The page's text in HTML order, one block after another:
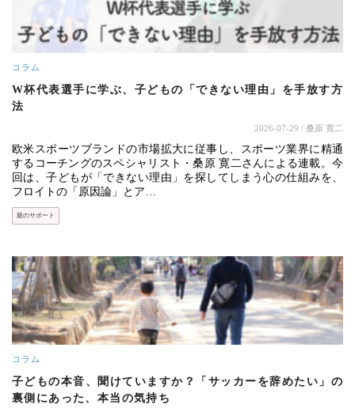
コラム
W杯代表選手に学ぶ、子どもの「できない理由」を手放す方
法
2026-07-29 / 桑原 寛二
欧米スポーツブランドの市場拡大に従事し、スポーツ業界に精通
するコーチングのスペシャリスト・桑原 寛二さんによる連載。今
回は、子どもが「できない理由」を探してしまう心の仕組みを、
フロイトの「原因論」とア…
親のサポート
コラム
子どもの本音、聞けていますか？「サッカーを辞めたい」の
裏側にあった、本当の気持ち